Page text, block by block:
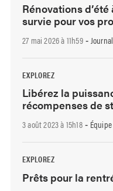
Rénovations
survie pour vos
27 mai 2026 à 11h59-
EXPLOREZ
Libérez la
récompenses de
3 août 2023 à 15h18-
EXPLOREZ
Prêts pour la